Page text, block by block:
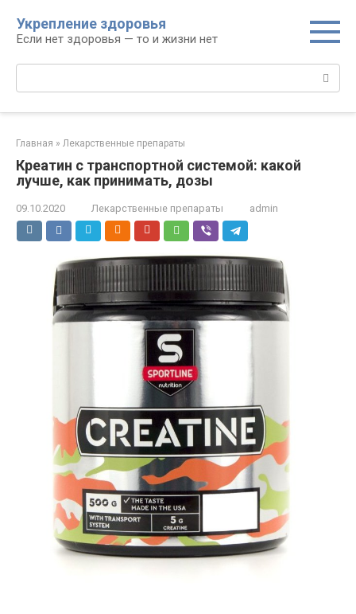
контенту
Укрепление здоровья
Если нет здоровья — то и жизни нет
Поиск:
Главная » Лекарственные препараты
Креатин с транспортной системой: какой
лучше, как принимать, дозы
09.10.2020 Лекарственные препараты admin